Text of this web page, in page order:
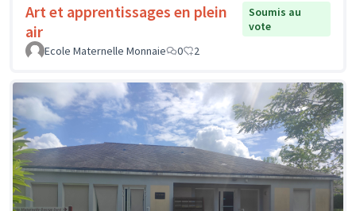
Art et apprentissages en plein
air
Soumis au
vote
Ecole Maternelle Monnaie
0 2